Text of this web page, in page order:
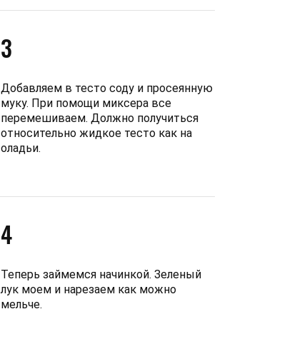
3
Добавляем в тесто соду и просеянную
муку. При помощи миксера все
перемешиваем. Должно получиться
относительно жидкое тесто как на
оладьи.
4
Теперь займемся начинкой. Зеленый
лук моем и нарезаем как можно
мельче.